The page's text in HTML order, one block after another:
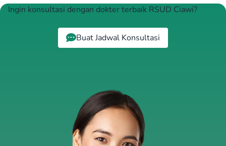
Ingin konsultasi dengan dokter terbaik RSUD Ciawi?
Buat Jadwal Konsultasi